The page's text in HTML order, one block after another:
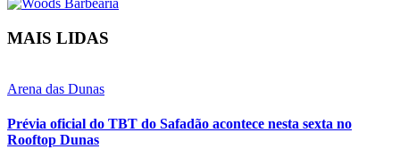
MAIS LIDAS
Arena das Dunas
Prévia oficial do TBT do Safadão acontece nesta sexta no
Rooftop Dunas